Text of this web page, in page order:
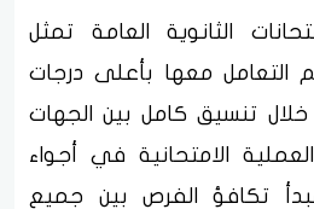
الثانوية العامة تمثل
التعامل معها بأعلى درجات
خلال تنسيق كامل بين الجهات
الامتحانية في أجواء
تكافؤ الفرص بين جميع